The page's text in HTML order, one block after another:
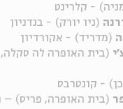
- קלרינט
(ניו יורק) - בנדניון
(מדריד) - אקורדיון
(בית האופרה לה סקלה,
- קונטרבס
(בית האופרה, פריס) –